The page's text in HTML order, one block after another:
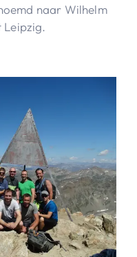
naar Wilhelm
Leipzig.